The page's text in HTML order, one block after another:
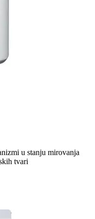
u stanju mirovanja
tvari